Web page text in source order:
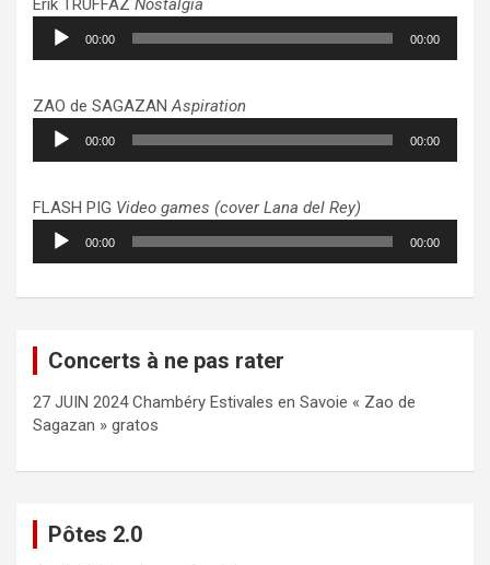
Erik TRUFFAZ Nostalgia
Lecteur
audio
00:00 00:00
ZAO de SAGAZANAspiration
Lecteur
audio
00:00 00:00
FLASH PIG Video games (cover Lana del Rey)
Lecteur
audio
00:00 00:00
Concerts à ne pas rater
27 JUIN 2024 Chambéry Estivales en Savoie « Zao de
Sagazan » gratos
Pôtes 2.0